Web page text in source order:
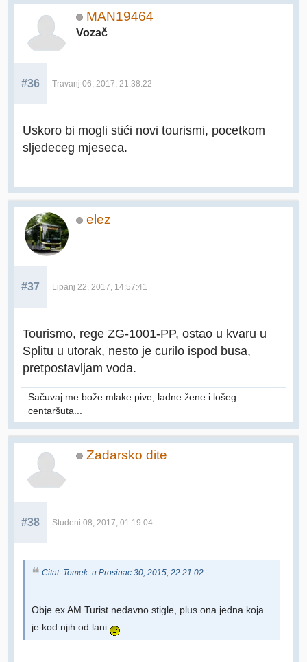
MAN19464
Vozač
#36 Travanj 06, 2017, 21:38:22
Uskoro bi mogli stići novi tourismi, pocetkom
sljedeceg mjeseca.
elez
#37 Lipanj 22, 2017, 14:57:41
Tourismo, rege ZG-1001-PP, ostao u kvaru u
Splitu u utorak, nesto je curilo ispod busa,
pretpostavljam voda.
Sačuvaj me bože mlake pive, ladne žene i lošeg
centaršuta...
Zadarsko dite
#38 Studeni 08, 2017, 01:19:04
Citat: Tomek u Prosinac 30, 2015, 22:21:02
Obje ex AM Turist nedavno stigle, plus ona jedna koja
je kod njih od lani